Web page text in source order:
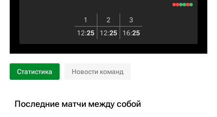
1 2
3
12:25 12:25 16:25
Статистика Новости команд
Последние матчи между собой